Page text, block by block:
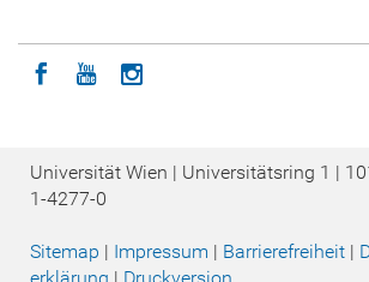
Icon facebook
Icon youtube
Icon instagram
Universität Wien | Universitätsring 1 |
1-4277-0
Sitemap | Impressum | Barrierefreiheit |
erklärung | Druckversion